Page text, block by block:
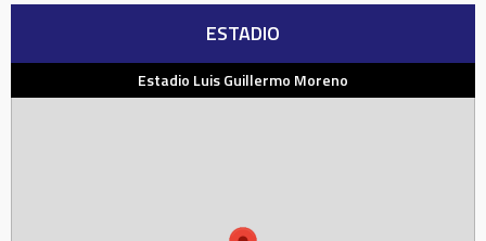
ESTADIO
Estadio Luis Guillermo Moreno